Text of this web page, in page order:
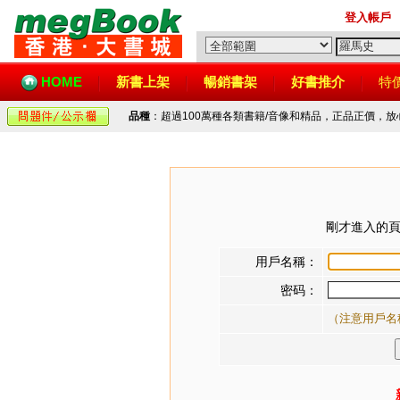
登入帳戶
HOME 新書上架 暢銷書架 好書推介 特
品種 ：超過100萬種各類書籍/音像和精品，正品正價，
剛才進入的
用戶名稱：
密码：
（注意用戶